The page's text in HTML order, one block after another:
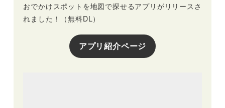
おでかけスポットを地図で探せるアプリがリリースさ
れました！（無料DL）
アプリ紹介ページ